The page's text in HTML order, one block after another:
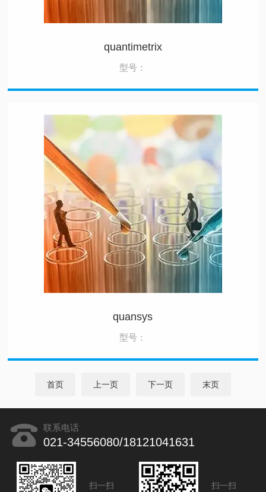
quantimetrix
型号：
quansys
型号：
首页 上一页 下一页 末页
联系电话
021-34556080/18121041631
扫一扫 扫一扫